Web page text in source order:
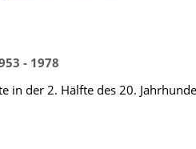
- 1978
in der 2. Hälfte des 20.